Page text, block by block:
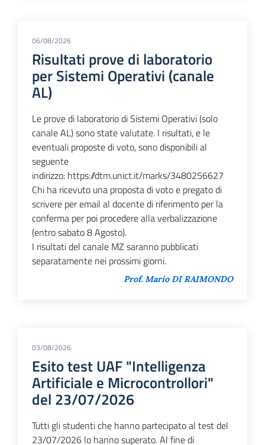
06/08/2026
Risultati prove di laboratorio
per Sistemi Operativi (canale
AL)
Le prove di laboratorio di Sistemi Operativi (solo
canale AL) sono state valutate. I risultati, e le
eventuali proposte di voto, sono disponibili al
seguente
indirizzo: https://dtm.unict.it/marks/3480256627
Chi ha ricevuto una proposta di voto e pregato di
scrivere per email al docente di riferimento per la
conferma per poi procedere alla verbalizzazione
(entro sabato 8 Agosto).
I risultati del canale MZ saranno pubblicati
separatamente nei prossimi giorni.
Prof. Mario DI RAIMONDO
03/08/2026
Esito test UAF "Intelligenza
Artificiale e Microcontrollori"
del 23/07/2026
Tutti gli studenti che hanno partecipato al test del
23/07/2026 lo hanno superato. Al fine di